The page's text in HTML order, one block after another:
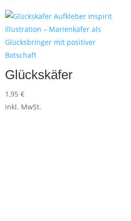
Glückskäfer
1,95€
inkl. MwSt.